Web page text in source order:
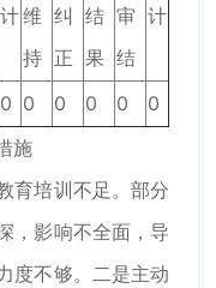
计维
持
纠
正
结
果
审
结
计
0 0 0 0 0
0
施
培训不足。部分
，影响不全面，导
度不够。二是主动